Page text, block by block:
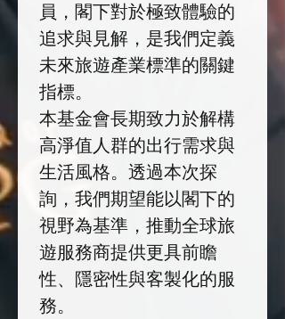
員，閣下對於極致體驗的
追求與見解，是我們定義
未來旅遊產業標準的關鍵
指標。
本基金會長期致力於解構
高淨值人群的出行需求與
生活風格。透過本次探
詢，我們期望能以閣下的
視野為基準，推動全球旅
遊服務商提供更具前瞻
性、隱密性與客製化的服
務。